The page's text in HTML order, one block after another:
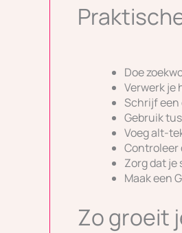
Doe
Verwerk je
Schrijf een
Gebruik
Voeg alt-
Controleer
Zorg dat je
Maak een
Zo groeit